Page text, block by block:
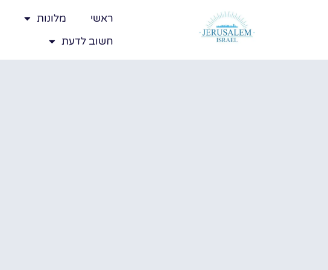
ראשי מלונות
חשוב לדעת